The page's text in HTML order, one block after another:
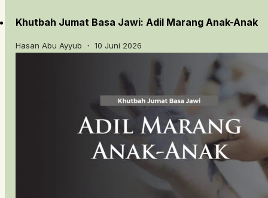
Khutbah Jumat Basa Jawi: Adil Marang Anak-Anak
Hasan Abu Ayyub ・ 10 Juni 2026